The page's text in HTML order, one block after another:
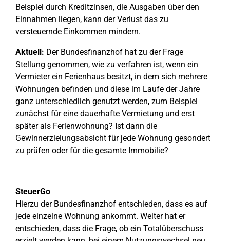
Beispiel durch Kreditzinsen, die Ausgaben über den
Einnahmen liegen, kann der Verlust das zu
versteuernde Einkommen mindern.
Aktuell: Der Bundesfinanzhof hat zu der Frage
Stellung genommen, wie zu verfahren ist, wenn ein
Vermieter ein Ferienhaus besitzt, in dem sich mehrere
Wohnungen befinden und diese im Laufe der Jahre
ganz unterschiedlich genutzt werden, zum Beispiel
zunächst für eine dauerhafte Vermietung und erst
später als Ferienwohnung? Ist dann die
Gewinnerzielungsabsicht für jede Wohnung gesondert
zu prüfen oder für die gesamte Immobilie?
SteuerGo
Hierzu der Bundesfinanzhof entschieden, dass es auf
jede einzelne Wohnung ankommt. Weiter hat er
entschieden, dass die Frage, ob ein Totalüberschuss